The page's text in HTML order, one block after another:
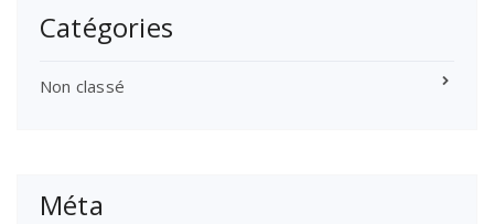
Catégories
Non classé
Méta